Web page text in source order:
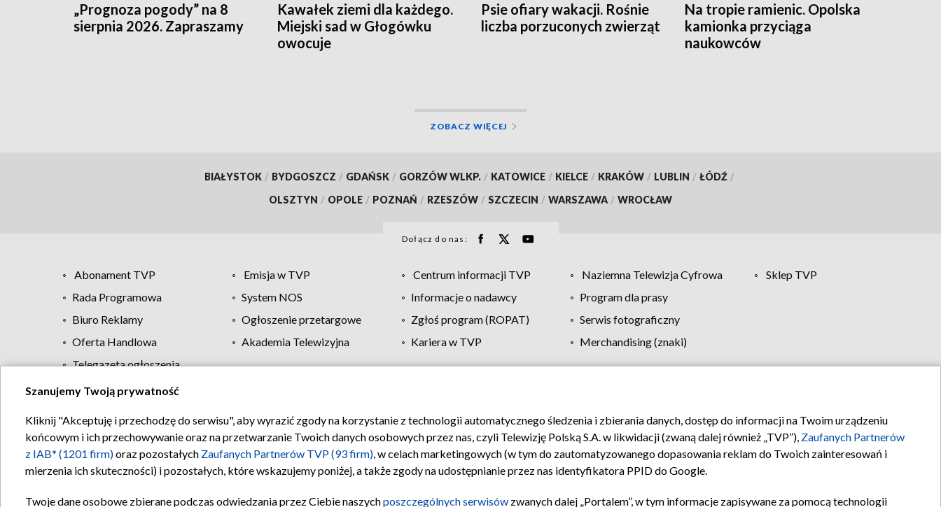
„Prognoza pogody” na 8
sierpnia 2026. Zapraszamy
Kawałek ziemi dla każdego.
Miejski sad w Głogówku
owocuje
Psie ofiary wakacji. Rośnie
liczba porzuconych zwierząt
Na tropie ramienic. Opolska
kamionka przyciąga
naukowców
ZOBACZ WIĘCEJ
BIAŁYSTOK / BYDGOSZCZ / GDAŃSK / GORZÓW WLKP. / KATOWICE / KIELCE / KRAKÓW / LUBLIN / ŁÓDŹ /
OLSZTYN / OPOLE / POZNAŃ / RZESZÓW / SZCZECIN / WARSZAWA / WROCŁAW
Dołącz do nas:
Abonament TVP Emisja w TVP Centrum informacji TVP Naziemna Telewizja Cyfrowa
Sklep TVP
Rada Programowa
System NOS Informacje o nadawcy
Program dla prasy
Biuro Reklamy
Ogłoszenie przetargowe Zgłoś program (ROPAT)
Serwis fotograficzny
Oferta Handlowa
Akademia Telewizyjna Kariera w TVP
Merchandising (znaki)
Telegazeta ogłoszenia
Regulamin TVP Polityka prywatności Moje zgody Pomoc Biuro reklamy Kontakt
Szanujemy Twoją prywatność
Kliknij "Akceptuję i przechodzę do serwisu", aby wyrazić zgody na korzystanie z technologii automatycznego śledzenia i zbierania danych, dostęp do informacji na Twoim urządzeniu
końcowym i ich przechowywanie oraz na przetwarzanie Twoich danych osobowych przez nas, czyli Telewizję Polską S.A. w likwidacji (zwaną dalej również „TVP”), Zaufanych Partnerów
z IAB* (1201 firm)oraz pozostałych Zaufanych Partnerów TVP (93 firm), w celach marketingowych (w tym do zautomatyzowanego dopasowania reklam do Twoich zainteresowań i
mierzenia ich skuteczności) i pozostałych, które wskazujemy poniżej, a także zgody na udostępnianie przez nas identyfikatora PPID do Google.
Twoje dane osobowe zbierane podczas odwiedzania przez Ciebie naszychposzczególnych serwisów zwanych dalej „Portalem”, w tym informacje zapisywane za pomocą technologii